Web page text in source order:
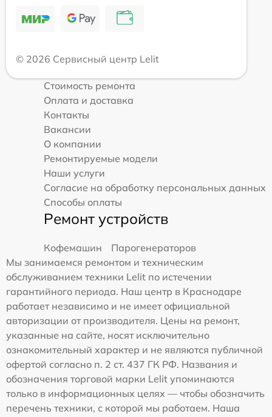
© 2026 Сервисный центр Lelit
Стоимость ремонта
Оплата и доставка
Контакты
Вакансии
О компании
Ремонтируемые модели
Наши услуги
Согласие на обработку персональных данных
Способы оплаты
Ремонт устройств
Кофемашин
Парогенераторов
Мы занимаемся ремонтом и техническим
обслуживанием техники Lelit по истечении
гарантийного периода. Наш центр в Краснодаре
работает независимо и не имеет официальной
авторизации от производителя. Цены на ремонт,
указанные на сайте, носят исключительно
ознакомительный характер и не являются публичной
офертой согласно п. 2 ст. 437 ГК РФ. Названия и
обозначения торговой марки Lelit упоминаются
только в информационных целях — чтобы обозначить
перечень техники, с которой мы работаем. Наша